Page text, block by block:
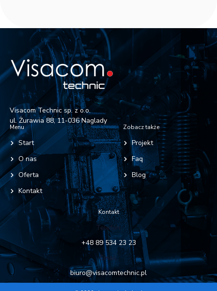
Visacom Technic sp. z o.o.
ul. Żurawia 88, 11-036 Naglady
Menu
Start
O nas
Oferta
Kontakt
Zobacz także
Projekt
Faq
Blog
Kontakt
Telefon:
+48 89 534 23 23
Email:
biuro@visacomtechnic.pl